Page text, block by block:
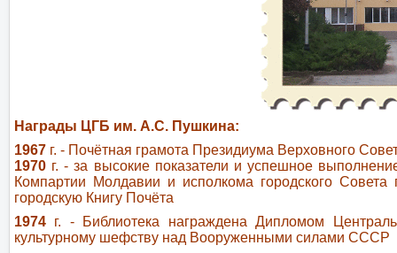
Награды ЦГБ им. А.С. Пушкина:
1967 г. - Почётная грамота Президиума Верховного
1970 г. - за высокие показатели и успешное
Компартии Молдавии и исполкома городского
городскую Книгу Почёта
1974 г. - Библиотека награждена Дипломом
культурному шефству над Вооруженными силами СССР